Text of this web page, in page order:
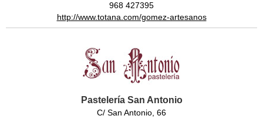
968 427395
http://www.totana.com/gomez-artesanos
Pastelería San Antonio
C/ San Antonio, 66